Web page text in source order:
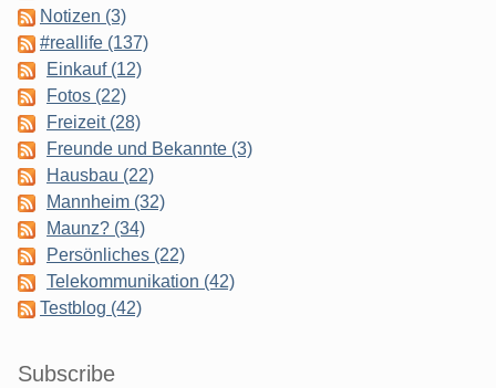
Notizen (3)
#reallife (137)
Einkauf (12)
Fotos (22)
Freizeit (28)
Freunde und Bekannte (3)
Hausbau (22)
Mannheim (32)
Maunz? (34)
Persönliches (22)
Telekommunikation (42)
Testblog (42)
Subscribe